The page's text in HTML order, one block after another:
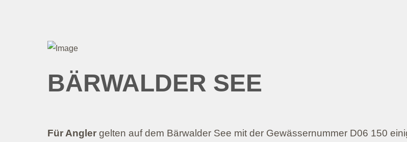
BÄRWALDER SEE
Für Angler gelten auf dem Bärwalder See mit der Gewässernummer D06 150